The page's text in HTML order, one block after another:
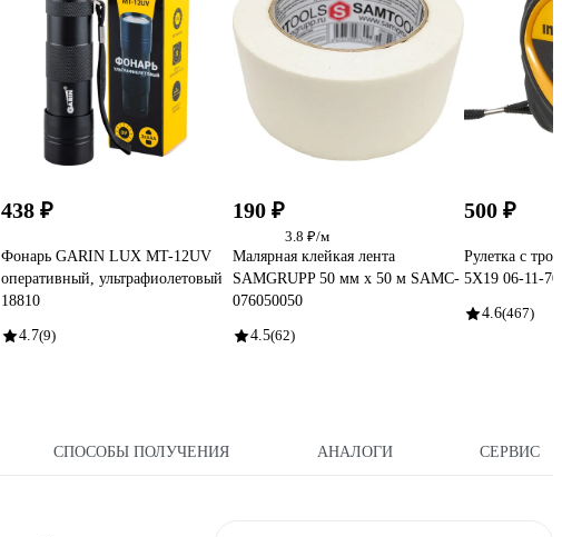
438 ₽
Фонарь GARIN LUX MT-12UV
оперативный, ультрафиолетовый
18810
4.7(9)
190 ₽
3.8 ₽/м
Малярная клейкая лента
SAMGRUPP 50 мм х 50 м SAMC-
076050050
4.5(62)
500 ₽
Рулетка с
5Х19 06-11-70
4.6(467)
СПОСОБЫ ПОЛУЧЕНИЯ АНАЛОГИ СЕРВИС